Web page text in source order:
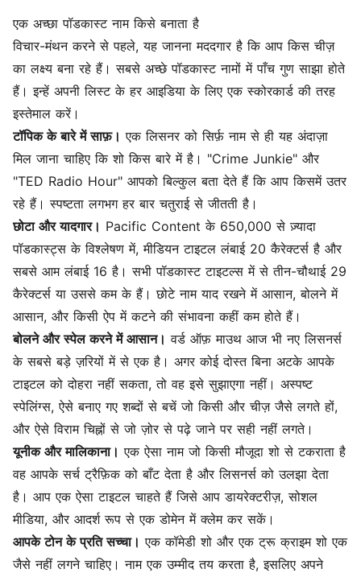
एक अच्छा पॉडकास्ट नाम किसे बनाता है
विचार-मंथन करने से पहले, यह जानना मददगार है कि आप किस चीज़
का लक्ष्य बना रहे हैं। सबसे अच्छे पॉडकास्ट नामों में पाँच गुण साझा होते
हैं। इन्हें अपनी लिस्ट के हर आइडिया के लिए एक स्कोरकार्ड की तरह
इस्तेमाल करें।
टॉपिक के बारे में साफ़। एक लिसनर को सिर्फ़ नाम से ही यह अंदाज़ा
मिल जाना चाहिए कि शो किस बारे में है। "Crime Junkie" और
"TED Radio Hour" आपको बिल्कुल बता देते हैं कि आप किसमें उतर
रहे हैं। स्पष्टता लगभग हर बार चतुराई से जीतती है।
छोटा और यादगार। Pacific Content के 650,000 से ज़्यादा
पॉडकास्ट्स के विश्लेषण में, मीडियन टाइटल लंबाई 20 कैरेक्टर्स है और
सबसे आम लंबाई 16 है। सभी पॉडकास्ट टाइटल्स में से तीन-चौथाई 29
कैरेक्टर्स या उससे कम के हैं। छोटे नाम याद रखने में आसान, बोलने में
आसान, और किसी ऐप में कटने की संभावना कहीं कम होते हैं।
बोलने और स्पेल करने में आसान। वर्ड ऑफ़ माउथ आज भी नए लिसनर्स
के सबसे बड़े ज़रियों में से एक है। अगर कोई दोस्त बिना अटके आपके
टाइटल को दोहरा नहीं सकता, तो वह इसे सुझाएगा नहीं। अस्पष्ट
स्पेलिंग्स, ऐसे बनाए गए शब्दों से बचें जो किसी और चीज़ जैसे लगते हों,
और ऐसे विराम चिह्नों से जो ज़ोर से पढ़े जाने पर सही नहीं लगते।
यूनीक और मालिकाना। एक ऐसा नाम जो किसी मौजूदा शो से टकराता है
वह आपके सर्च ट्रैफ़िक को बाँट देता है और लिसनर्स को उलझा देता
है। आप एक ऐसा टाइटल चाहते हैं जिसे आप डायरेक्टरीज़, सोशल
मीडिया, और आदर्श रूप से एक डोमेन में क्लेम कर सकें।
आपके टोन के प्रति सच्चा। एक कॉमेडी शो और एक ट्रू क्राइम शो एक
जैसे नहीं लगने चाहिए। नाम एक उम्मीद तय करता है, इसलिए अपने